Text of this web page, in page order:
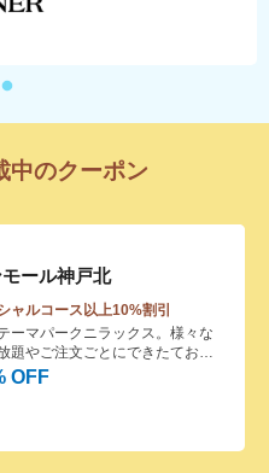
中のクーポン
ール神戸北
ャルコース以上10%割引
OFF
ーマパークニラックス。様々な
題やご注文ごとにできたてお料
供するバイキングレストランで